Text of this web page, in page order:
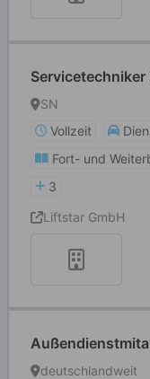
SN
Vollzeit
Fort- und
3
Liftstar GmbH
deutschlandweit